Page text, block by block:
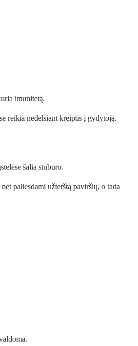
imunitetą.
reikia nedelsiant kreiptis į gydytoją.
šalia stuburo.
paliesdami užterštą paviršių, o tada